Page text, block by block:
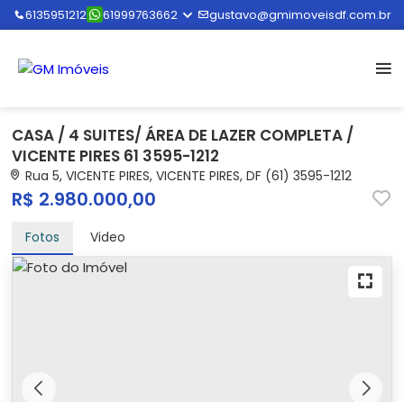
6135951212 61999763662 gustavo@gmimoveisdf.com.br
CASA / 4 SUITES/ ÁREA DE LAZER COMPLETA /
VICENTE PIRES 61 3595-1212
Rua 5, VICENTE PIRES, VICENTE PIRES, DF (61) 3595-1212
R$ 2.980.000,00
Fotos Video